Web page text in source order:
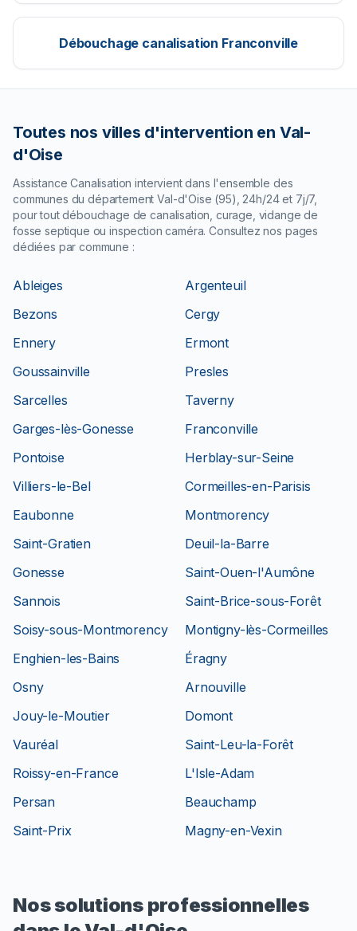
Débouchage canalisation Franconville
Toutes nos villes d'intervention en Val-
d'Oise
Assistance Canalisation intervient dans l'ensemble des
communes du départementVal-d'Oise (95), 24h/24 et 7j/7,
pour tout débouchage de canalisation, curage, vidange de
fosse septique ou inspection caméra. Consultez nos pages
dédiées par commune :
Ableiges
Argenteuil
Bezons
Cergy
Ennery
Ermont
Goussainville
Presles
Sarcelles
Taverny
Garges-lès-Gonesse
Franconville
Pontoise
Herblay-sur-Seine
Villiers-le-Bel
Cormeilles-en-Parisis
Eaubonne
Montmorency
Saint-Gratien
Deuil-la-Barre
Gonesse
Saint-Ouen-l'Aumône
Sannois
Saint-Brice-sous-Forêt
Soisy-sous-Montmorency
Montigny-lès-Cormeilles
Enghien-les-Bains
Éragny
Osny
Arnouville
Jouy-le-Moutier
Domont
Vauréal
Saint-Leu-la-Forêt
Roissy-en-France
L'Isle-Adam
Persan
Beauchamp
Saint-Prix
Magny-en-Vexin
Nos solutions professionnelles